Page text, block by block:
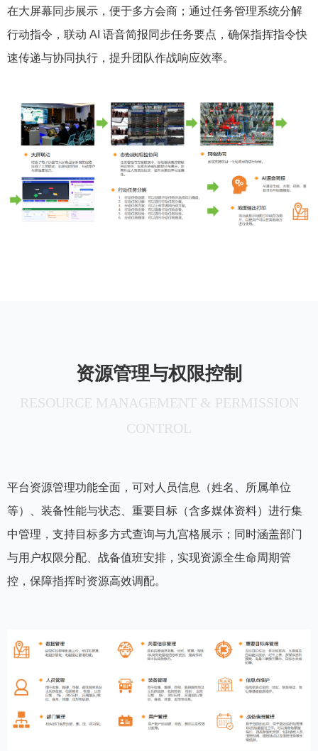
在大屏幕同步展示，便于多方会商；通过任务管理系统分解
行动指令，联动 AI 语音简报同步任务要点，确保指挥指令快
速传递与协同执行，提升团队作战响应效率。
资源管理与权限控制
RESOURCE MANAGEMENT & PERMISSION
CONTROL
平台资源管理功能全面，可对人员信息（姓名、所属单位
等）、装备性能与状态、重要目标（含多媒体资料）进行集
中管理，支持目标多方式查询与九宫格展示；同时涵盖部门
与用户权限分配、战备值班安排，实现资源全生命周期管
控，保障指挥时资源高效调配。